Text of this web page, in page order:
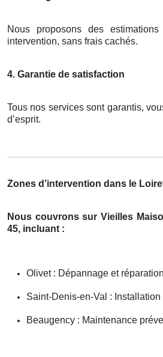
Nous proposons des
intervention, sans frais cachés.
4. Garantie de satisfaction
Tous nos services sont garantis,
d’esprit.
Zones d’intervention dans le
Nous couvrons sur Vieilles
45, incluant :
Olivet : Dépannage et
Saint-Denis-en-Val : Installation
Beaugency : Maintenance